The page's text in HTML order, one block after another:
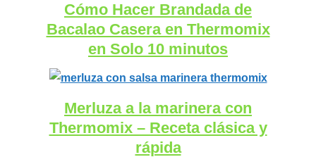
Cómo Hacer Brandada de
Bacalao Casera en Thermomix
en Solo 10 minutos
Merluza a la marinera con
Thermomix – Receta clásica y
rápida